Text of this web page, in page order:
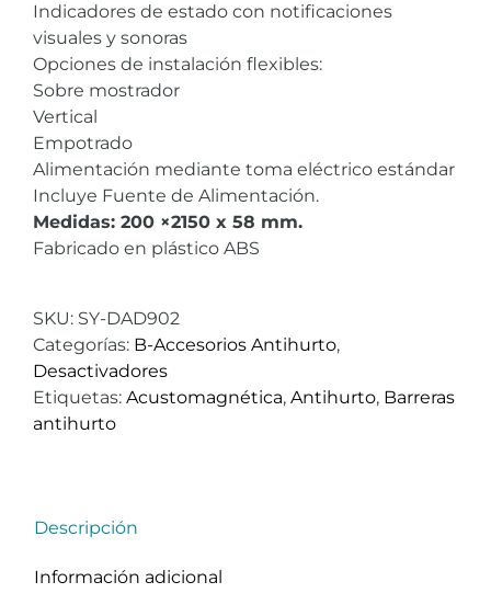
Indicadores de estado con notificaciones
visuales y sonoras
Opciones de instalación flexibles:
Sobre mostrador
Vertical
Empotrado
Alimentación mediante toma eléctrico estándar
Incluye Fuente de Alimentación.
Medidas: 200 ×2150 x 58 mm.
Fabricado en plástico ABS
SKU: SY-DAD902
Categorías: B-Accesorios Antihurto,
Desactivadores
Etiquetas: Acustomagnética, Antihurto, Barreras
antihurto
Descripción
Información adicional